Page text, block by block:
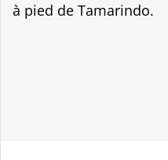
à pied de Tamarindo.